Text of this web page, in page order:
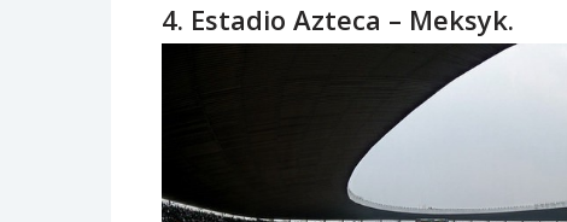
4. Estadio Azteca – Meksyk.